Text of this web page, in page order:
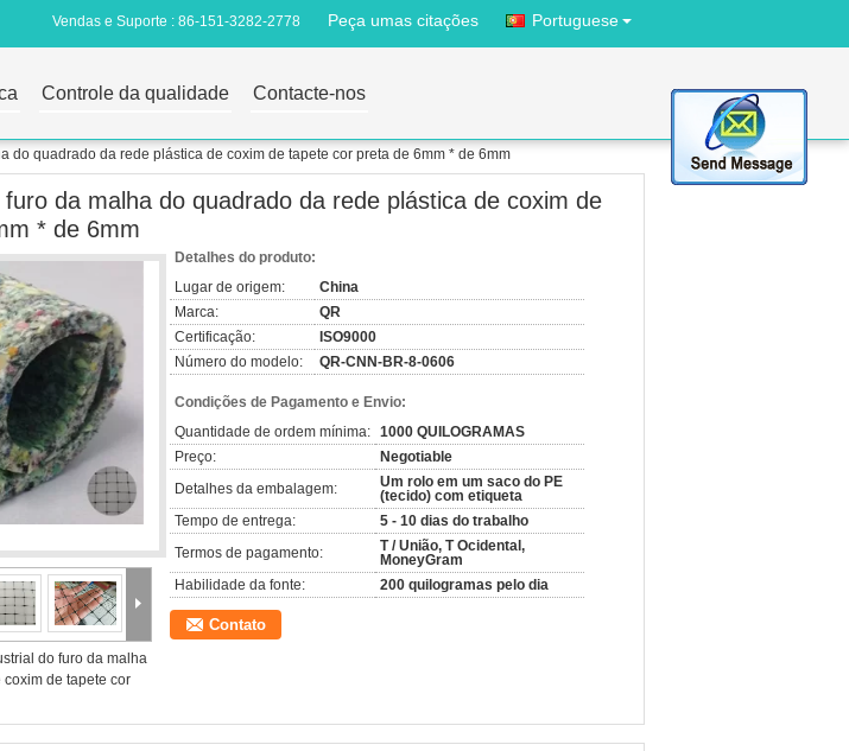
Vendas e Suporte : 86-151-3282-2778 Peça umas citações Portuguese
Controle da qualidade Contacte-nos
do quadrado da rede plástica de coxim de tapete cor preta de 6mm * de 6mm
da malha do quadrado da rede plástica de coxim de
* de 6mm
do furo da malha
de tapete cor
Detalhes do produto:
Lugar de origem:
China
Marca:
QR
Certificação:
ISO9000
Número do modelo:
QR-CNN-BR-8-0606
Condições de Pagamento e Envio:
Quantidade de ordem mínima: 1000 QUILOGRAMAS
Preço:
Negotiable
Detalhes da embalagem:
Um rolo em um saco do PE
(tecido) com etiqueta
Tempo de entrega:
5 - 10 dias do trabalho
Termos de pagamento:
T / União, T Ocidental,
MoneyGram
Habilidade da fonte:
200 quilogramas pelo dia
Contato